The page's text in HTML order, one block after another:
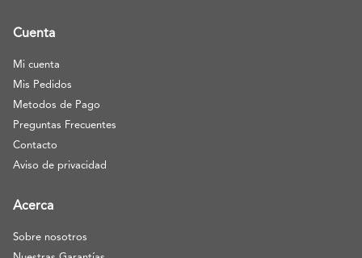
Cuenta
Mi cuenta
Mis Pedidos
Metodos de Pago
Preguntas Frecuentes
Contacto
Aviso de privacidad
Acerca
Sobre nosotros